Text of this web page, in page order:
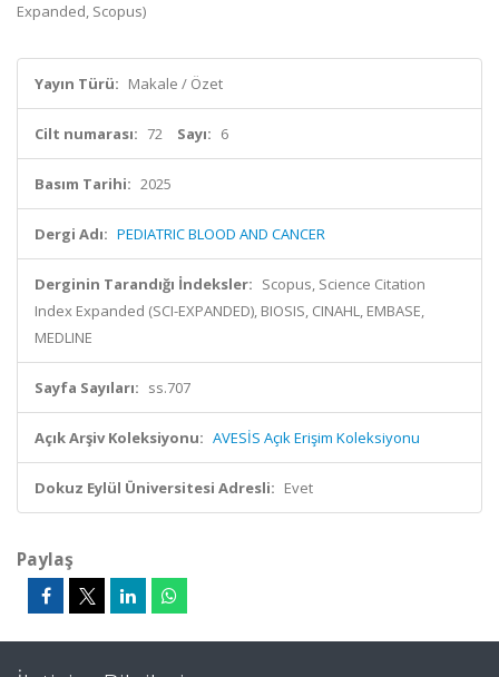
Expanded, Scopus)
Yayın Türü: Makale / Özet
Cilt numarası: 72 Sayı: 6
Basım Tarihi: 2025
Dergi Adı: PEDIATRIC BLOOD AND CANCER
Derginin Tarandığı İndeksler: Scopus, Science Citation
Index Expanded (SCI-EXPANDED), BIOSIS, CINAHL, EMBASE,
MEDLINE
Sayfa Sayıları: ss.707
Açık Arşiv Koleksiyonu: AVESİS Açık Erişim Koleksiyonu
Dokuz Eylül Üniversitesi Adresli: Evet
Paylaş